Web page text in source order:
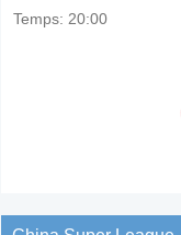
Temps: 20:00